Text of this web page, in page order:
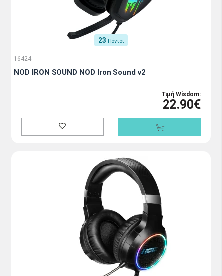
23 Πόντοι
16424
NOD IRON SOUND NOD Iron Sound v2
Τιμή Wisdom:
22.90€